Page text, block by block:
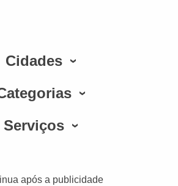
Cidades
Serviços
após a publicidade